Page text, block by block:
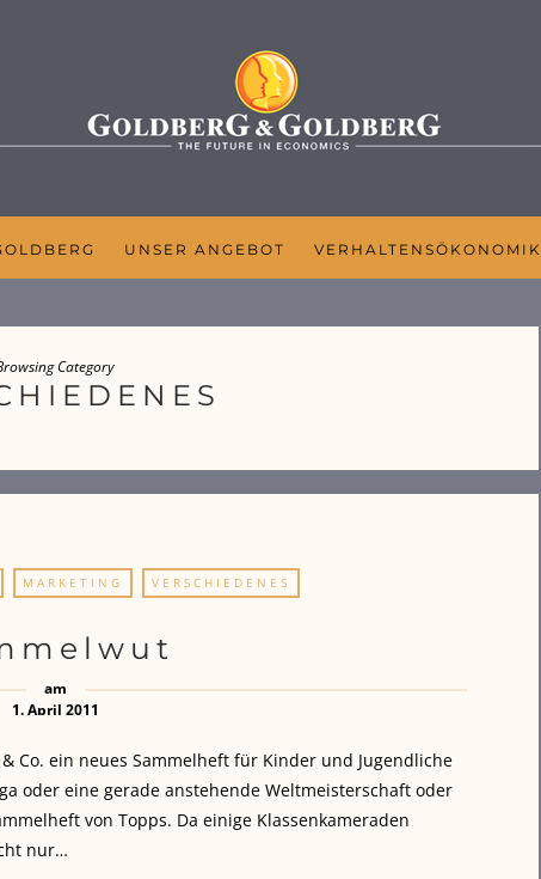
UNSER ANGEBOT VERHALTENSÖKONOMIK
Category
MARKETING VERSCHIEDENES
am
1. April 2011
Co. ein neues Sammelheft für Kinder und Jugendliche
oder eine gerade anstehende Weltmeisterschaft oder
von Topps. Da einige Klassenkameraden
nur…